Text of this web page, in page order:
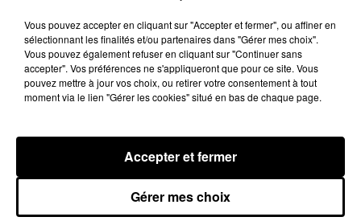
Le C'CMBM affrontera un autre club de la région
Centre à l'occasion des 32es de finale de la Coupe de
France.
LE GRAND FORMAT Voir plus
Vous pouvez accepter en cliquant sur "Accepter et fermer", ou affiner en
sélectionnant les finalités et/ou partenaires dans "Gérer mes choix".
Vous pouvez également refuser en cliquant sur "Continuer sans
accepter". Vos préférences ne s'appliqueront que pour ce site. Vous
pouvez mettre à jour vos choix, ou retirer votre consentement à tout
moment via le lien "Gérer les cookies" situé en bas de chaque page.
Gérer mes choix
Accepter et fermer